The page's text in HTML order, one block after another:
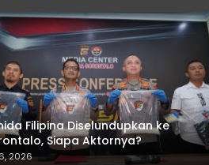
Filipina Diselundupkan ke
Siapa Aktornya?
2026